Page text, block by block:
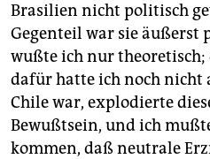
Brasilien nicht politisch
Gegenteil war sie äußerst
wußte ich nur
dafür hatte ich noch nicht
Chile war, explodierte
Bewußtsein, und ich
kommen, daß neutrale